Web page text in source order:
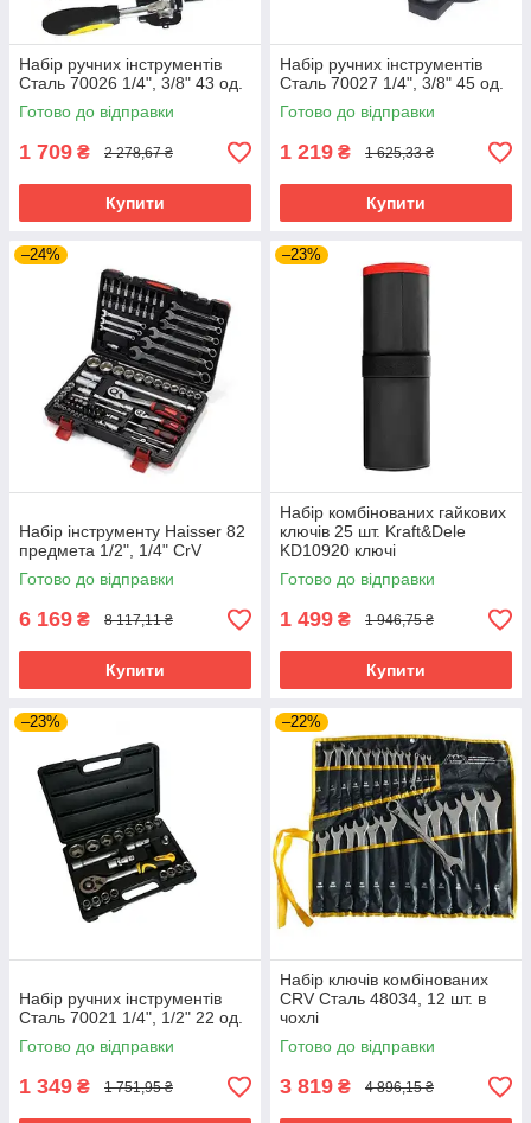
Набір ручних інструментів
Сталь 70026 1/4", 3/8" 43 од.
Готово до відправки
1 709 ₴ 2 278,67 ₴
Купити
Набір ручних інструментів
Сталь 70027 1/4", 3/8" 45 од.
Готово до відправки
1 219 ₴ 1 625,33 ₴
Купити
–24%
Набір інструменту Haisser 82
предмета 1/2", 1/4" CrV
Готово до відправки
6 169 ₴ 8 117,11 ₴
Купити
–23%
Набір комбінованих гайкових
ключів 25 шт. Kraft&Dele
KD10920 ключі
Готово до відправки
1 499 ₴ 1 946,75 ₴
Купити
–23%
Набір ручних інструментів
Сталь 70021 1/4", 1/2" 22 од.
Готово до відправки
1 349 ₴ 1 751,95 ₴
–22%
Набір ключів комбінованих
CRV Сталь 48034, 12 шт. в
чохлі
Готово до відправки
3 819 ₴ 4 896,15 ₴